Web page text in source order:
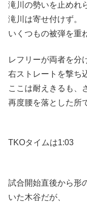
滝川の勢いを止めれ
滝川は寄せ付けず。
いくつもの被弾を重
レフリーが両者を分
右ストレートを撃ち
ここは耐えきるも、
再度腰を落とした所
TKOタイムは1:03
試合開始直後から形
いた木谷だが、